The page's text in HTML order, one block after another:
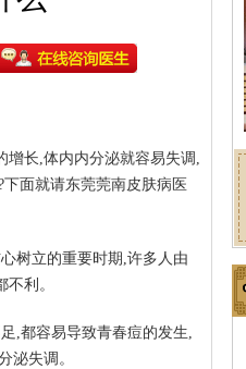
增长,体内内分泌就容易失调,
面就请东莞莞南皮肤病医
树立的重要时期,许多人由
利。
,都容易导致青春痘的发生,
泌失调。